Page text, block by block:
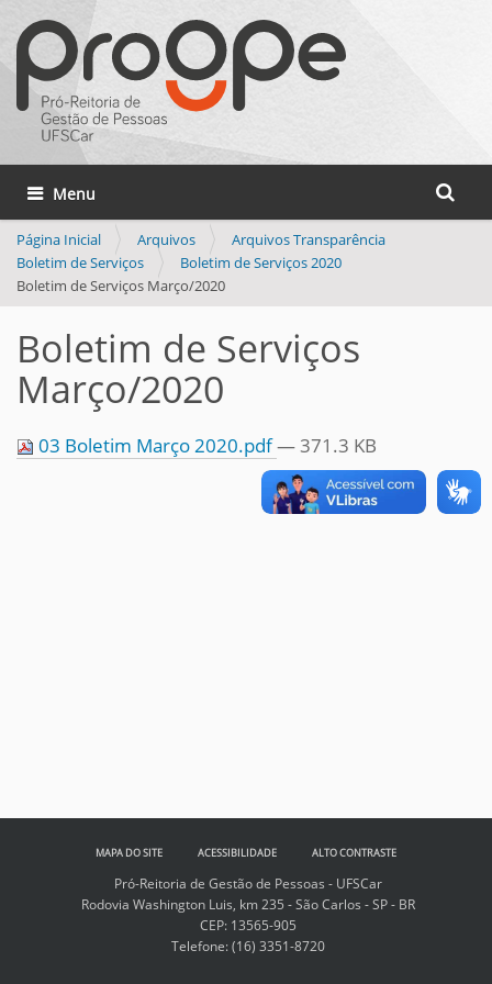
Busca
Busca
Toggle navigation
Página Inicial Arquivos
Arquivos Transparência
Boletim de Serviços
Boletim de Serviços 2020
Boletim de Serviços Março/2020
Boletim de Serviços
Março/2020
03 Boletim Março 2020.pdf— 371.3 KB
MAPA DO SITE ACESSIBILIDADE ALTO CONTRASTE
Pró-Reitoria de Gestão de Pessoas - UFSCar
Rodovia Washington Luis, km 235 - São Carlos - SP - BR
CEP: 13565-905
Telefone:(16) 3351-8720